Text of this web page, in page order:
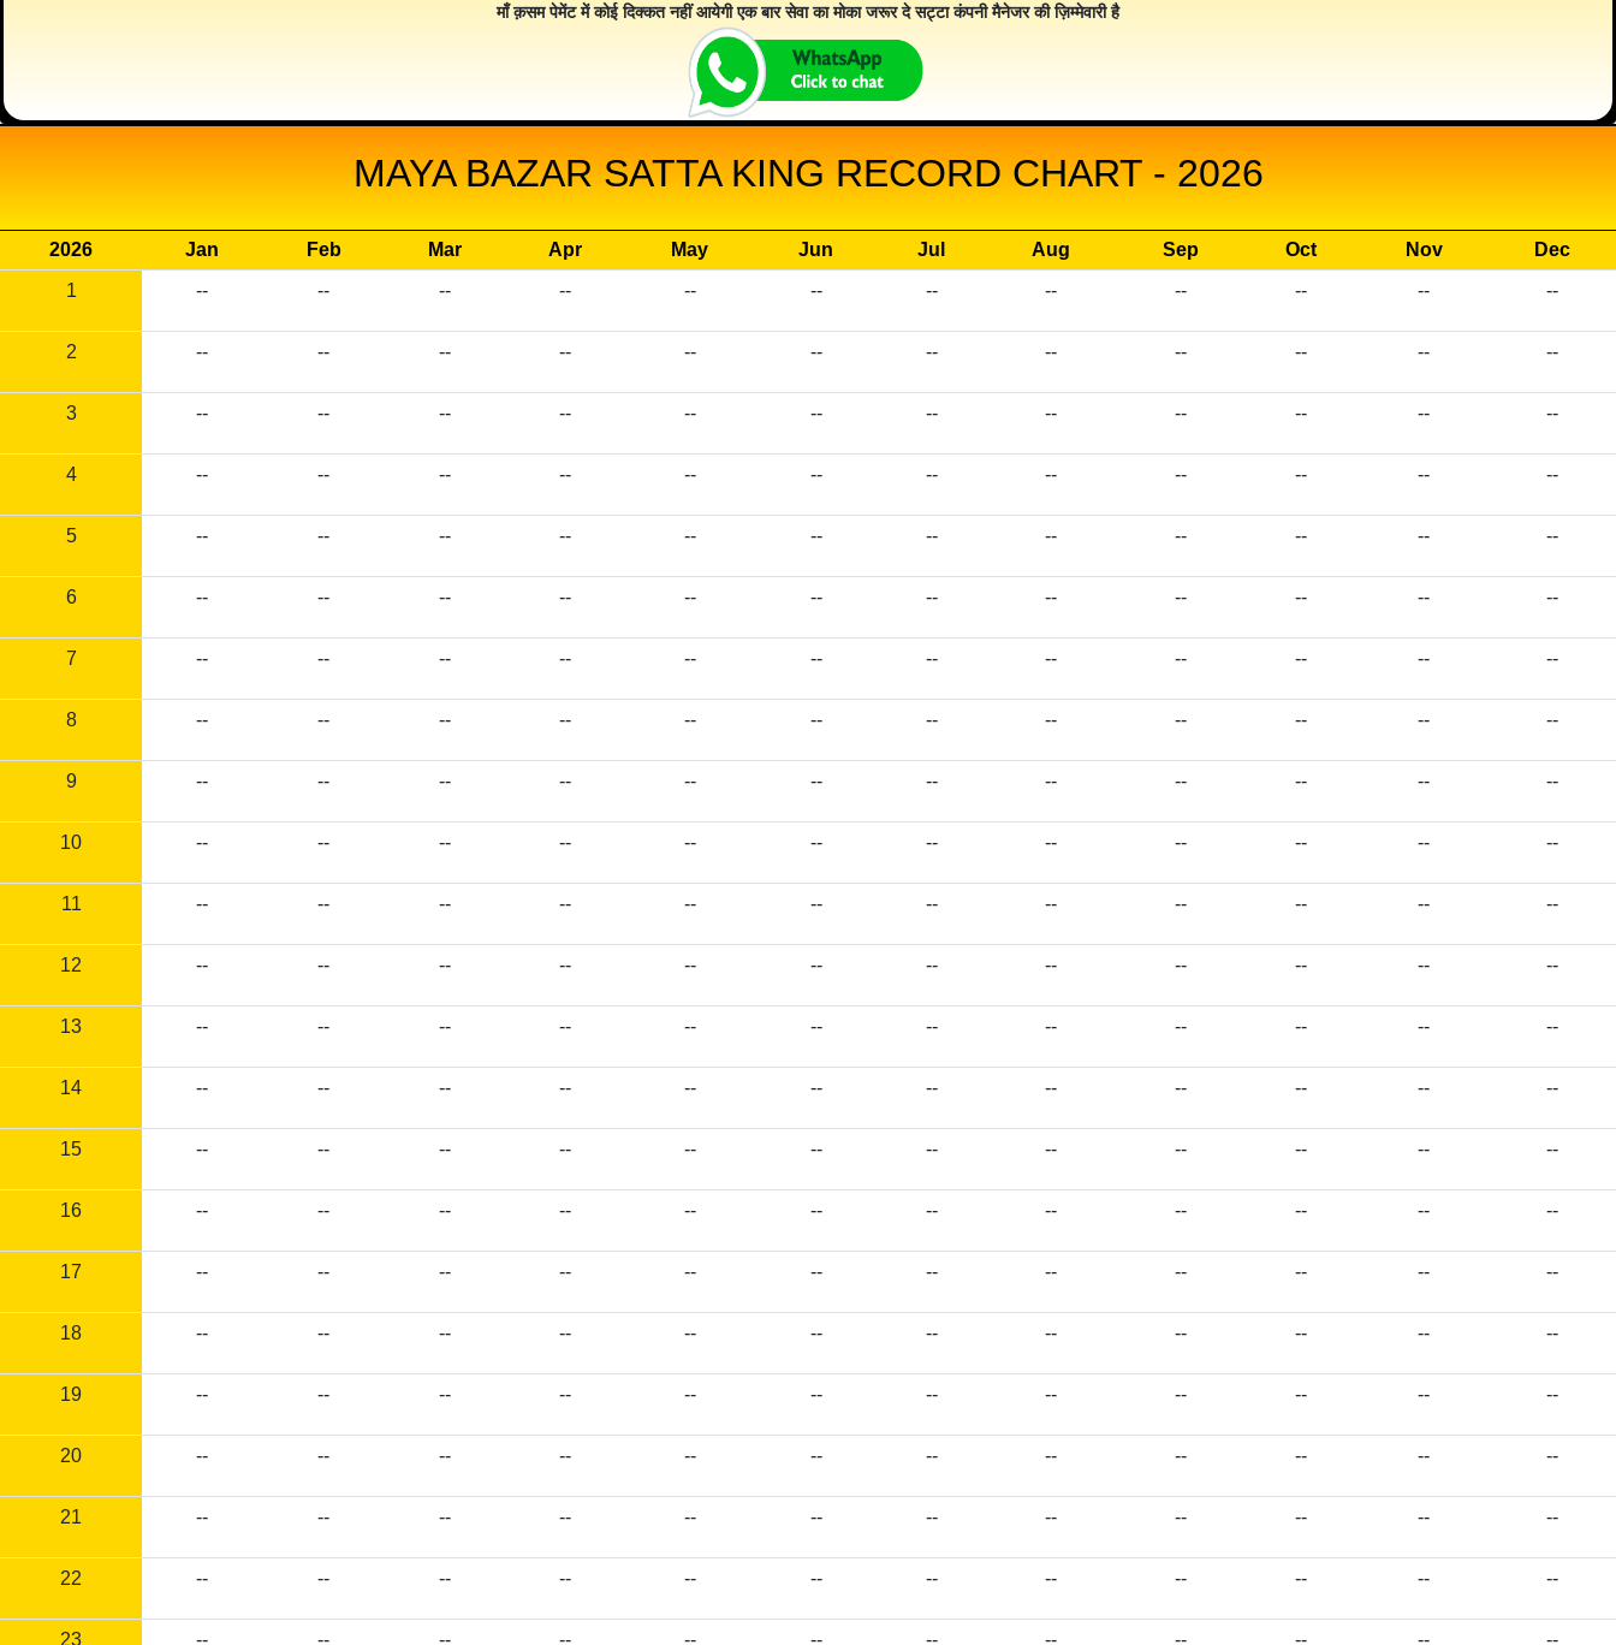
माँ क़सम पेमेंट में कोई दिक्कत नहीं आयेगी एक बार सेवा का मोका जरूर दे सट्टा कंपनी मैनेजर की ज़िम्मेवारी है
MAYA BAZAR SATTA KING RECORD CHART - 2026
2026 Jan Feb Mar Apr May Jun Jul Aug Sep Oct Nov
Dec
1
-- -- -- -- -- -- -- -- -- -- -- --
2 -- -- -- -- -- -- -- -- -- -- -- --
3 -- -- -- -- -- -- -- -- -- -- -- --
4 -- -- -- -- -- -- -- -- -- -- -- --
5 -- -- -- -- -- -- -- -- -- -- -- --
6 -- -- -- -- -- -- -- -- -- -- -- --
7 -- -- -- -- -- -- -- -- -- -- -- --
8 -- -- -- -- -- -- -- -- -- -- -- --
9 -- -- -- -- -- -- -- -- -- -- -- --
10 -- -- -- -- -- -- -- -- -- -- -- --
11 -- -- -- -- -- -- -- -- -- -- -- --
12 -- -- -- -- -- -- -- -- -- -- -- --
13 -- -- -- -- -- -- -- -- -- -- -- --
14 -- -- -- -- -- -- -- -- -- -- -- --
15 -- -- -- -- -- -- -- -- -- -- -- --
16 -- -- -- -- -- -- -- -- -- -- -- --
17 -- -- -- -- -- -- -- -- -- -- -- --
18 -- -- -- -- -- -- -- -- -- -- -- --
19 -- -- -- -- -- -- -- -- -- -- -- --
20 -- -- -- -- -- -- -- -- -- -- -- --
21 -- -- -- -- -- -- -- -- -- -- -- --
22 -- -- -- -- -- -- -- -- -- -- -- --
23 -- -- -- -- -- -- -- -- -- -- -- --